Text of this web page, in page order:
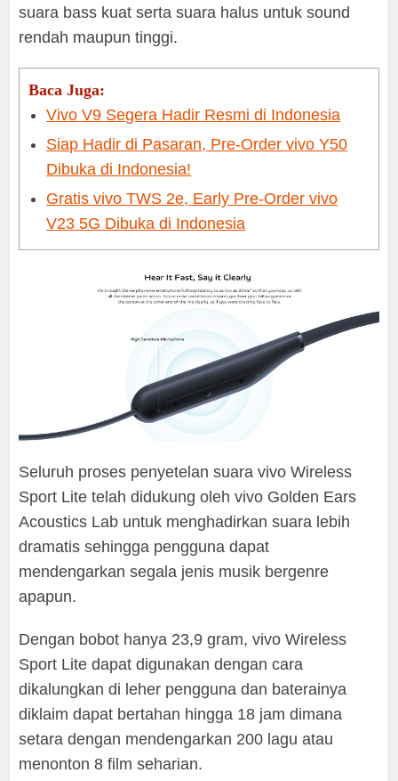
suara bass kuat serta suara halus untuk sound
rendah maupun tinggi.
Baca Juga:
Vivo V9 Segera Hadir Resmi di Indonesia
Siap Hadir di Pasaran, Pre-Order vivo Y50
Dibuka di Indonesia!
Gratis vivo TWS 2e, Early Pre-Order vivo
V23 5G Dibuka di Indonesia
Seluruh proses penyetelan suara vivo Wireless
Sport Lite telah didukung oleh vivo Golden Ears
Acoustics Lab untuk menghadirkan suara lebih
dramatis sehingga pengguna dapat
mendengarkan segala jenis musik bergenre
apapun.
Dengan bobot hanya 23,9 gram, vivo Wireless
Sport Lite dapat digunakan dengan cara
dikalungkan di leher pengguna dan baterainya
diklaim dapat bertahan hingga 18 jam dimana
setara dengan mendengarkan 200 lagu atau
menonton 8 film seharian.